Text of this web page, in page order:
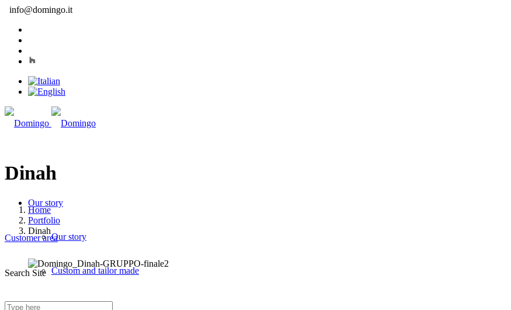
info@domingo.it
Our story
Our story
Custom and tailor made
Fireproof sofas
Customer area
Search Site
Dinah
Home
Portfolio
Dinah